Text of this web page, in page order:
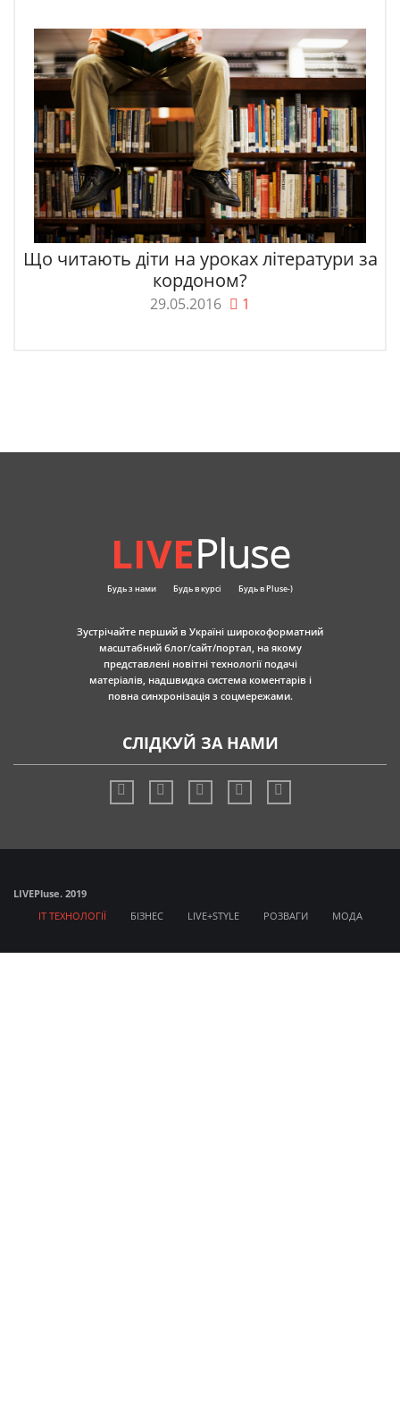
Що читають діти на уроках літератури за
кордоном?
29.05.2016 1
LIVEPluse
Будь з нами Будь в курсі Будь в Pluse-)
Зустрічайте перший в Україні широкоформатний
масштабний блог/сайт/портал, на якому
представлені новітні технології подачі
матеріалів, надшвидка система коментарів і
повна синхронізація з соцмережами.
СЛІДКУЙ ЗА НАМИ
LIVEPluse. 2019
IT ТЕХНОЛОГІЇ
БІЗНЕС LIVE+STYLE РОЗВАГИ МОДА